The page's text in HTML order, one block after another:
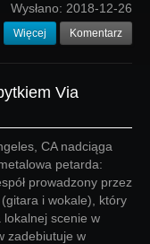
Wysłano: 2018-12-26
Więcej Komentarz
Via
CA nadciąga
petarda:
prowadzony przez
i wokale), który
lokalnej scenie w
zadebiutuje w